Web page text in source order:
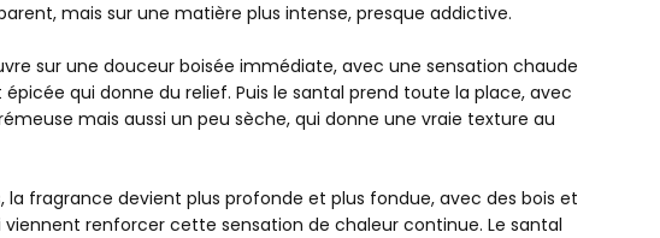
mais sur une matière plus intense, presque addictive.
sur une douceur boisée immédiate, avec une sensation chaude
qui donne du relief. Puis le santal prend toute la place, avec
mais aussi un peu sèche, qui donne une vraie texture au
la fragrance devient plus profonde et plus fondue, avec des bois et
viennent renforcer cette sensation de chaleur continue. Le santal